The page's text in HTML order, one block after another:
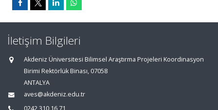
İletişim Bilgileri
Akdeniz Üniversitesi Bilimsel Araştırma Projeleri Koordinasyon
Birimi Rektörlük Binası, 07058
ANTALYA
aves@akdeniz.edu.tr
0242 310 16 71